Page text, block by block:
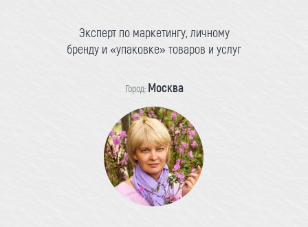
Эксперт по маркетингу, личному
бренду и «упаковке» товаров и услуг
Город: Москва